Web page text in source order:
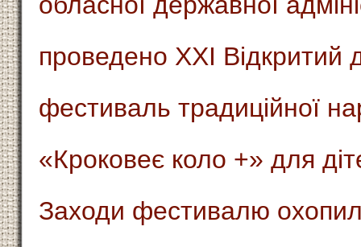
проведено ХХІ Відкритий
фестиваль традиційної
«Кроковеє коло +» для
Заходи фестивалю